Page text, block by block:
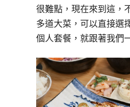
很難點，現在來到這，
多道大菜，可以直接選
個人套餐，就跟著我們